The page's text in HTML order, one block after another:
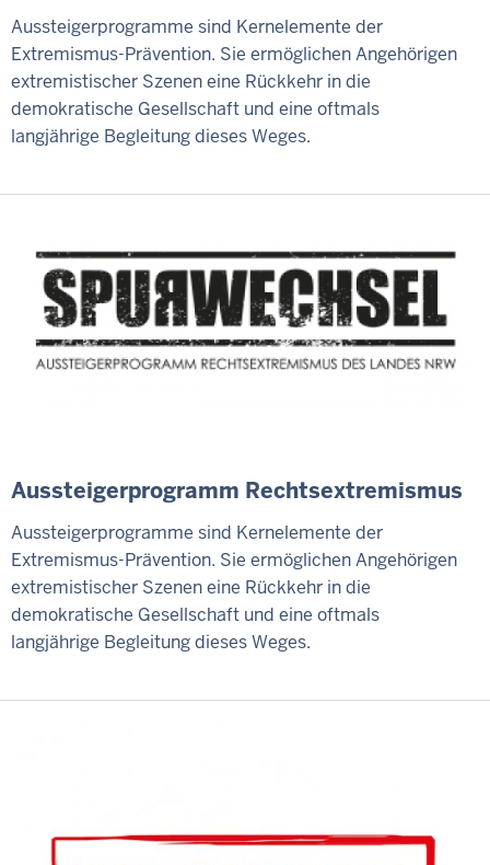
Aussteigerprogramme sind Kernelemente der
Extremismus-Prävention. Sie ermöglichen Angehörigen
extremistischer Szenen eine Rückkehr in die
demokratische Gesellschaft und eine oftmals
langjährige Begleitung dieses Weges.
Aussteigerprogramm Rechtsextremismus
Aussteigerprogramme sind Kernelemente der
Extremismus-Prävention. Sie ermöglichen Angehörigen
extremistischer Szenen eine Rückkehr in die
demokratische Gesellschaft und eine oftmals
langjährige Begleitung dieses Weges.